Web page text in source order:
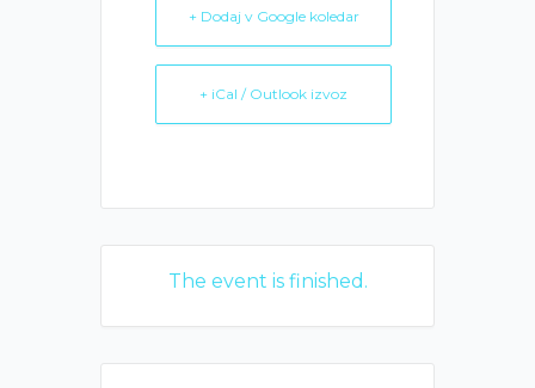
+ Dodaj v Google koledar
+ iCal / Outlook izvoz
The event is finished.